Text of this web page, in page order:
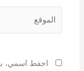
احفظ اسمي،